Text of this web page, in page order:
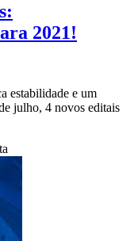
2021!
estabilidade e um
julho, 4 novos editais